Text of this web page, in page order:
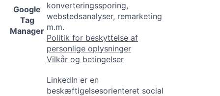
Google
Tag
Manager
konverteringssporing,
webstedsanalyser, remarketing
m.m.
Politik for beskyttelse af
personlige oplysninger
Vilkår og betingelser
LinkedIn er en
beskæftigelsesorienteret social